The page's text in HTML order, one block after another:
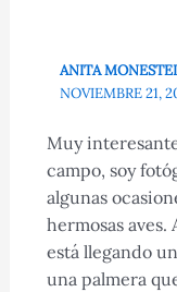
ANITA
NOVIEMBRE 21,
Muy
campo, soy
algunas
hermosas
está llegando
una palmera